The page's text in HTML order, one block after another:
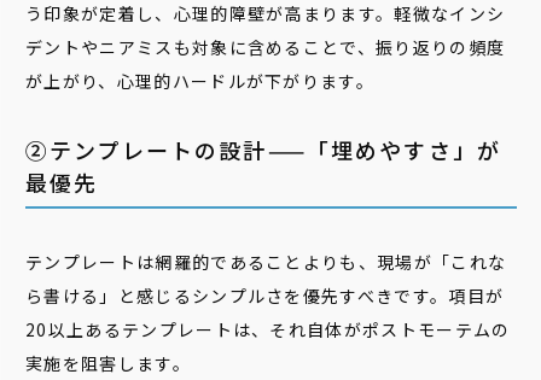
う印象が定着し、心理的障壁が高まります。軽微なインシ
デントやニアミスも対象に含めることで、振り返りの頻度
が上がり、心理的ハードルが下がります。
②テンプレートの設計——「埋めやすさ」が
最優先
テンプレートは網羅的であることよりも、現場が「これな
ら書ける」と感じるシンプルさを優先すべきです。項目が
20以上あるテンプレートは、それ自体がポストモーテムの
実施を阻害します。